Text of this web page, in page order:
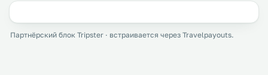
Партнёрский блок Tripster · встраивается через Travelpayouts.